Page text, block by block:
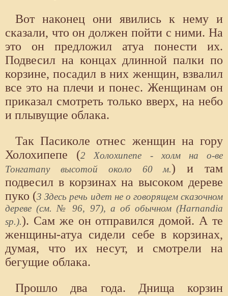
Вот наконец они явились к нему и
сказали, что он должен пойти с ними. На
это он предложил атуа понести их.
Подвесил на концах длинной палки по
корзине, посадил в них женщин, взвалил
все это на плечи и понес. Женщинам он
приказал смотреть только вверх, на небо
и плывущие облака.
Так Пасиколе отнес женщин на гору
Холохипепе (2 Холохипепе - холм на о-ве
Тонгатапу высотой около 60 м.) и там
подвесил в корзинах на высоком дереве
пуко (3 Здесь речь идет не о говорящем сказочном
дереве (см. № 96, 97), а об обычном (Harnandia
sp.).). Сам же он отправился домой. А те
женщины-атуа сидели себе в корзинах,
думая, что их несут, и смотрели на
бегущие облака.
Прошло два года. Днища корзин